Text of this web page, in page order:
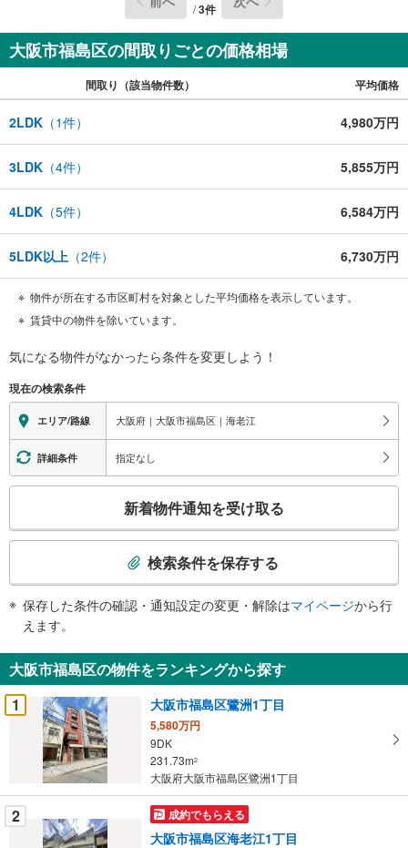
/3件
大阪市福島区の間取りごとの価格相場
間取り（該当物件数） 平均価格
2LDK （1件） 4,980万円
3LDK （4件） 5,855万円
4LDK （5件） 6,584万円
5LDK以上 （2件） 6,730万円
物件が所在する市区町村を対象とした平均価格を表示しています。
賃貸中の物件を除いています。
気になる物件がなかったら条件を変更しよう！
現在の検索条件
エリア/路線 大阪府｜大阪市福島区｜海老江
詳細条件 指定なし
検
知
を
受
け
条
件
新着物件通知を受け取る
検索条件を保存する
保存した条件の確認・通知設定の変更・解除はマイページから行
えます。
大阪市福島区の物件をランキングから探す
1
大阪市福島区鷺洲1丁目
5,580万円
9DK
231.73m2
大阪府大阪市福島区鷺洲1丁目
2 成約でもらえる
大阪市福島区海老江1丁目